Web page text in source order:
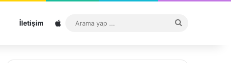
İletişim Sitemap
...